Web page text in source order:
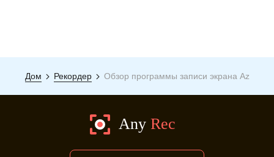
Дом Рекордер Обзор программы записи экрана Az